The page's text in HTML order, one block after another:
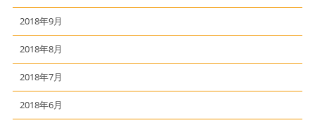
2018年9月
2018年8月
2018年7月
2018年6月